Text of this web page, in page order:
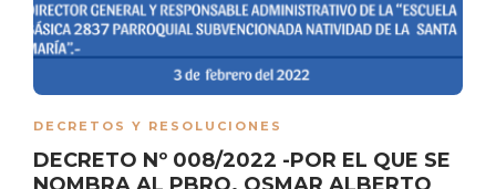
DECRETOS Y RESOLUCIONES
DECRETO Nº 008/2022 -POR EL QUE SE